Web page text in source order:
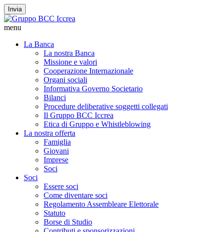
Invia
menu
La Banca
La nostra Banca
Missione e valori
Cooperazione Internazionale
Organi sociali
Informativa Governo Societario
Bilanci
Procedure deliberative soggetti collegati
Il Gruppo BCC Iccrea
Etica di Gruppo e Whistleblowing
La nostra offerta
Famiglia
Giovani
Imprese
Soci
Soci
Essere soci
Come diventare soci
Regolamento Assembleare Elettorale
Statuto
Borse di Studio